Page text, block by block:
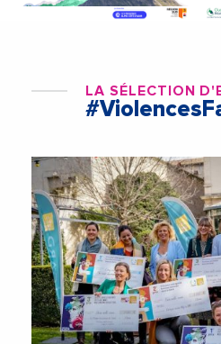
LA SÉLECTION